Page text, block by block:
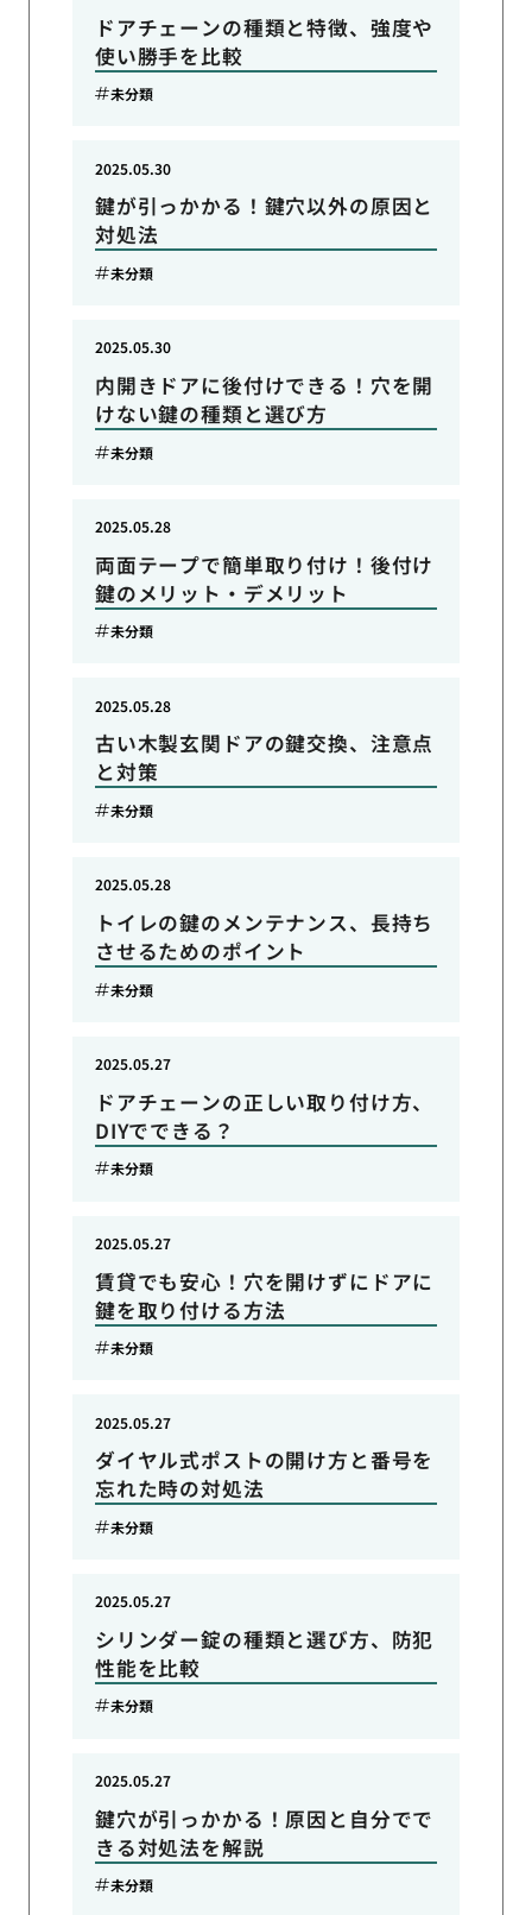
ドアチェーンの種類と特徴、強度や
使い勝手を比較
未分類
鍵が引っかかる！鍵穴以外の原因と
対処法
2025.05.30
未分類
内開きドアに後付けできる！穴を開
けない鍵の種類と選び方
2025.05.30
未分類
両面テープで簡単取り付け！後付け
鍵のメリット・デメリット
2025.05.28
未分類
古い木製玄関ドアの鍵交換、注意点
と対策
2025.05.28
未分類
トイレの鍵のメンテナンス、長持ち
させるためのポイント
2025.05.28
未分類
ドアチェーンの正しい取り付け方、
DIYでできる？
2025.05.27
未分類
賃貸でも安心！穴を開けずにドアに
鍵を取り付ける方法
2025.05.27
未分類
ダイヤル式ポストの開け方と番号を
忘れた時の対処法
2025.05.27
未分類
シリンダー錠の種類と選び方、防犯
性能を比較
2025.05.27
未分類
鍵穴が引っかかる！原因と自分でで
きる対処法を解説
2025.05.27
未分類